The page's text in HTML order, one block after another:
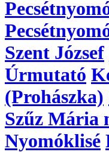
Szent József
Úrmutató
(Prohászka)
Szűz Mária
Nyomóklisé